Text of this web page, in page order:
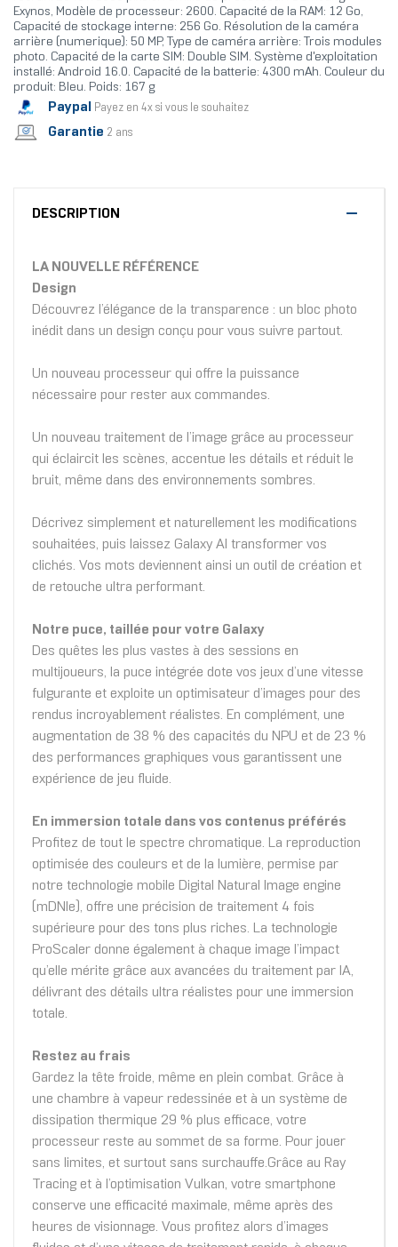
Exynos, Modèle de processeur: 2600. Capacité de la RAM: 12 Go,
Capacité de stockage interne: 256 Go. Résolution de la caméra
arrière (numerique): 50 MP, Type de caméra arrière: Trois modules
photo. Capacité de la carte SIM: Double SIM. Système d'exploitation
installé: Android 16.0. Capacité de la batterie: 4300 mAh. Couleur du
produit: Bleu. Poids: 167 g
Paypal Payez en 4x si vous le souhaitez
Garantie 2 ans
DESCRIPTION
LA NOUVELLE RÉFÉRENCE
Design
Découvrez l’élégance de la transparence : un bloc photo
inédit dans un design conçu pour vous suivre partout.
Un nouveau processeur qui offre la puissance
nécessaire pour rester aux commandes.
Un nouveau traitement de l’image grâce au processeur
qui éclaircit les scènes, accentue les détails et réduit le
bruit, même dans des environnements sombres.
Décrivez simplement et naturellement les modifications
souhaitées, puis laissez Galaxy AI transformer vos
clichés. Vos mots deviennent ainsi un outil de création et
de retouche ultra performant.
Notre puce, taillée pour votre Galaxy
Des quêtes les plus vastes à des sessions en
multijoueurs, la puce intégrée dote vos jeux d’une vitesse
fulgurante et exploite un optimisateur d’images pour des
rendus incroyablement réalistes. En complément, une
augmentation de 38 % des capacités du NPU et de 23 %
des performances graphiques vous garantissent une
expérience de jeu fluide.
En immersion totale dans vos contenus préférés
Profitez de tout le spectre chromatique. La reproduction
optimisée des couleurs et de la lumière, permise par
notre technologie mobile Digital Natural Image engine
(mDNIe), offre une précision de traitement 4 fois
supérieure pour des tons plus riches. La technologie
ProScaler donne également à chaque image l’impact
qu’elle mérite grâce aux avancées du traitement par IA,
délivrant des détails ultra réalistes pour une immersion
totale.
Restez au frais
Gardez la tête froide, même en plein combat. Grâce à
une chambre à vapeur redessinée et à un système de
dissipation thermique 29 % plus efficace, votre
processeur reste au sommet de sa forme. Pour jouer
sans limites, et surtout sans surchauffe.Grâce au Ray
Tracing et à l’optimisation Vulkan, votre smartphone
conserve une efficacité maximale, même après des
heures de visionnage. Vous profitez alors d’images